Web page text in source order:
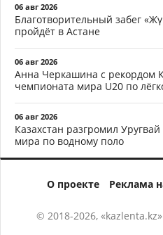
06 авг 2026
Благотворительный забег
пройдёт в Астане
06 авг 2026
Анна Черкашина с рекордом
чемпионата мира U20 по
06 авг 2026
Казахстан разгромил
мира по водному поло
О проекте Реклама
© 2018-2026,